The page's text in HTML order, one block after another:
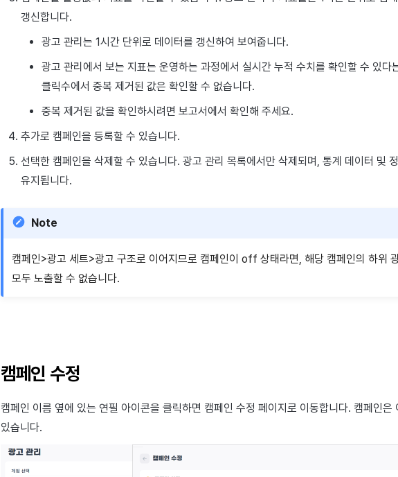
갱신합니다.
광고 관리는 1시간 단위로 데이터를 갱신하여 보여줍니다.
광고 관리에서 보는 지표는 운영하는 과정에서 실시간 누적 수치를 확인할 수 있다
클릭수에서 중복 제거된 값은 확인할 수 없습니다.
중복 제거된 값을 확인하시려면 보고서에서 확인해 주세요.
추가로 캠페인을 등록할 수 있습니다.
선택한 캠페인을 삭제할 수 있습니다. 광고 관리 목록에서만 삭제되며, 통계 데이터 및
유지됩니다.
Note
캠페인>광고 세트>광고 구조로 이어지므로 캠페인이 off 상태라면, 해당 캠페인의 하위
모두 노출할 수 없습니다.
캠페인 수정
캠페인 이름 옆에 있는 연필 아이콘을 클릭하면 캠페인 수정 페이지로 이동합니다. 캠페인은
있습니다.